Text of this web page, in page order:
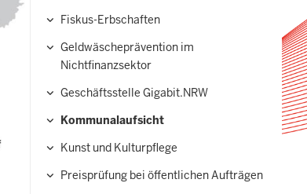
Fiskus-Erbschaften
Geldwäscheprävention im
Nichtfinanzsektor
Geschäftsstelle Gigabit.NRW
Kommunalaufsicht
Kunst und Kulturpflege
Preisprüfung bei öffentlichen Aufträgen